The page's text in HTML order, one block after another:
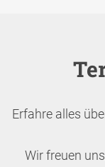
Erfahre alles
Wir freuen